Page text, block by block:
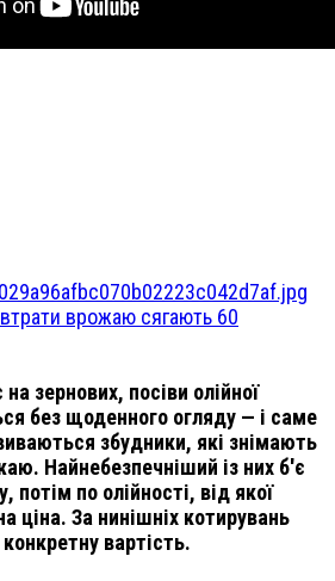
врожаю сягають 60
зернових, посіви олійної
без щоденного огляду — і саме
збудники, які знімають
Найнебезпечніший із них б'є
потім по олійності, від якої
ціна. За нинішніх котирувань
вартість.